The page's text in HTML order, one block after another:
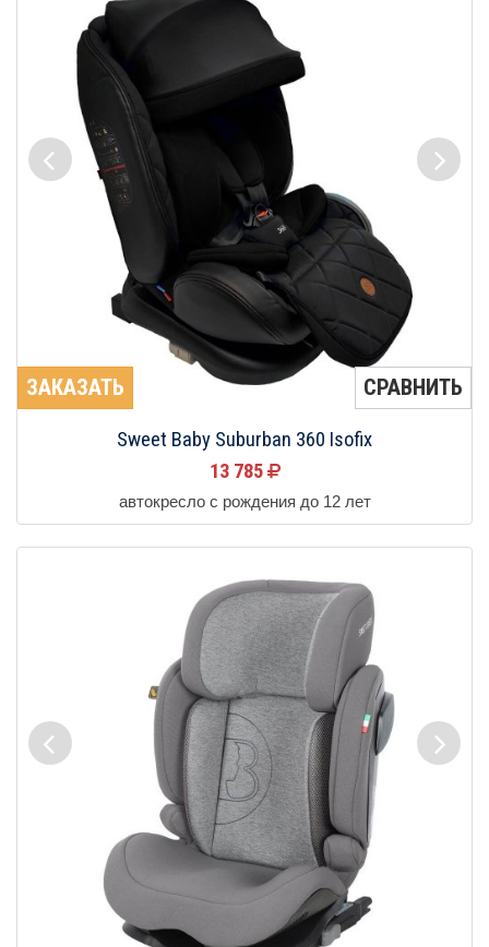
ЗАКАЗАТЬ СРАВНИТЬ
Sweet Baby Suburban 360 Isofix
13 785
автокресло с рождения до 12 лет